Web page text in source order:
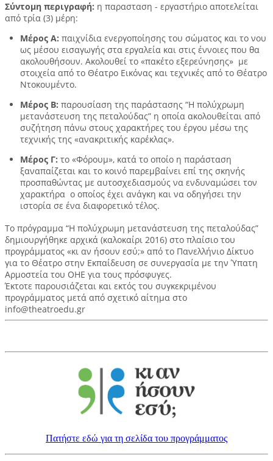
Σύντομη περιγραφή: η παρασταση - εργαστήριο αποτελείται
από τρία (3) μέρη:
Μέρος Α: παιχνίδια ενεργοποίησης του σώματος και το νου
ως μέσου εισαγωγής στα εργαλεία και στις έννοιες που θα
ακολουθήσουν. Ακολουθεί το «πακέτο εξερεύνησης» με
στοιχεία από το Θέατρο Εικόνας και τεχνικές από το Θέατρο
Ντοκουμέντο.
Μέρος Β:παρουσίαση της παράστασης “Η πολύχρωμη
μετανάστευση της πεταλούδας” η οποία ακολουθείται από
συζήτηση πάνω στους χαρακτήρες του έργου μέσω της
τεχνικής της «ανακριτικής καρέκλας».
Μέρος Γ:το «Φόρουμ», κατά το οποίο η παράσταση
ξαναπαίζεται και το κοινό παρεμβαίνει επί της σκηνής
προσπαθώντας με αυτοσχεδιασμούς να ενδυναμώσει τον
χαρακτήρα ο οποίος έχει ανάγκη και να οδηγήσει την
ιστορία σε ένα διαφορετικό τέλος.
Το πρόγραμμα “Η πολύχρωμη μετανάστευση της πεταλούδας”
δημιουργήθηκε αρχικά (καλοκαίρι 2016) στο πλαίσιο του
προγράμματος «κι αν ήσουν εσύ;» από το Πανελλήνιο Δίκτυο
για το Θέατρο στην Εκπαίδευση σε συνεργασία με την Ύπατη
Αρμοστεία του ΟΗΕ για τους πρόσφυγες.
Έκτοτε παρουσιάζεται και εκτός του συγκεκριμένου
προγράμματος μετά από σχετικό αίτημα στο
info@theatroedu.gr
Πατήστε εδώ για τη σελίδα του προγράμματος